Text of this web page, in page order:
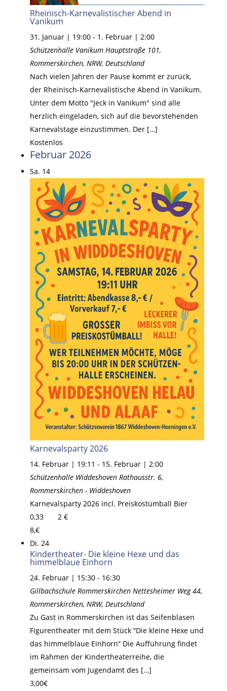
Rheinisch-Karnevalistischer Abend in
Vanikum
31. Januar | 19:00- 1. Februar | 2:00
Schützenhalle Vanikum Hauptstraße 101,
Rommerskirchen, NRW, Deutschland
Nach vielen Jahren der Pause kommt er zurück,
der Rheinisch-Karnevalistische Abend in Vanikum.
Unter dem Motto "Jeck in Vanikum" sind alle
herzlich eingeladen, sich auf die bevorstehenden
Karnevalstage einzustimmen. Der […]
Kostenlos
Februar 2026
Sa. 14
Karnevalsparty 2026
14. Februar | 19:11 - 15. Februar | 2:00
Schützenhalle Widdeshoven Rathausstr. 6,
Rommerskirchen - Widdeshoven
Karnevalsparty 2026 incl. Preiskostümball Bier
0,33 2 €
8,€
Di. 24
Kindertheater- Die kleine Hexe und das
himmelblaue Einhorn
24. Februar | 15:30- 16:30
Gillbachschule Rommerskirchen Nettesheimer Weg 44,
Rommerskirchen, NRW, Deutschland
Zu Gast in Rommerskirchen ist das Seifenblasen
Figurentheater mit dem Stück “Die kleine Hexe und
das himmelblaue Einhorn“ Die Aufführung findet
im Rahmen der Kindertheaterreihe, die
gemeinsam vom Jugendamt des […]
3,00€